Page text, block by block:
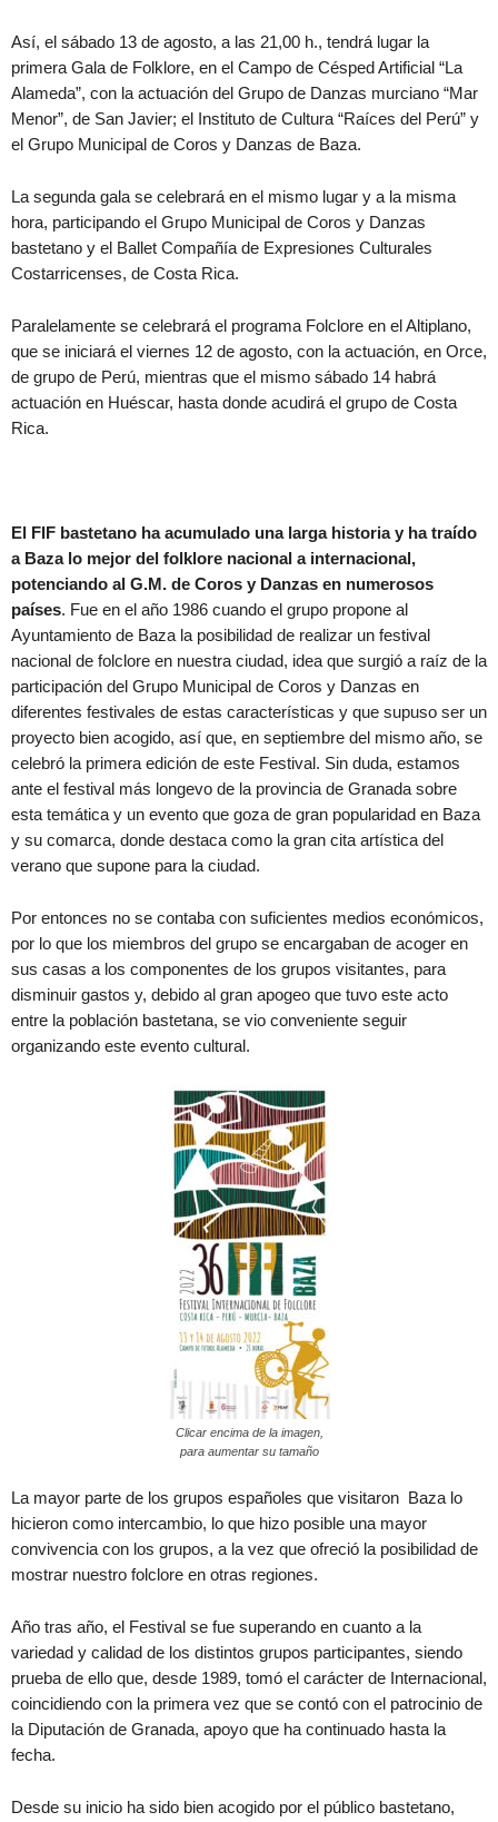
Así, el sábado 13 de agosto, a las 21,00 h., tendrá lugar la
primera Gala de Folklore, en el Campo de Césped Artificial “La
Alameda”, con la actuación del Grupo de Danzas murciano “Mar
Menor”, de San Javier; el Instituto de Cultura “Raíces del Perú” y
el Grupo Municipal de Coros y Danzas de Baza.
La segunda gala se celebrará en el mismo lugar y a la misma
hora, participando el Grupo Municipal de Coros y Danzas
bastetano y el Ballet Compañía de Expresiones Culturales
Costarricenses, de Costa Rica.
Paralelamente se celebrará el programa Folclore en el Altiplano,
que se iniciará el viernes 12 de agosto, con la actuación, en Orce,
de grupo de Perú, mientras que el mismo sábado 14 habrá
actuación en Huéscar, hasta donde acudirá el grupo de Costa
Rica.
El FIF bastetano ha acumulado una larga historia y ha traído
a Baza lo mejor del folklore nacional a internacional,
potenciando al G.M. de Coros y Danzas en numerosos
países. Fue en el año 1986 cuando el grupo propone al
Ayuntamiento de Baza la posibilidad de realizar un festival
nacional de folclore en nuestra ciudad, idea que surgió a raíz de la
participación del Grupo Municipal de Coros y Danzas en
diferentes festivales de estas características y que supuso ser un
proyecto bien acogido, así que, en septiembre del mismo año, se
celebró la primera edición de este Festival. Sin duda, estamos
ante el festival más longevo de la provincia de Granada sobre
esta temática y un evento que goza de gran popularidad en Baza
y su comarca, donde destaca como la gran cita artística del
verano que supone para la ciudad.
Por entonces no se contaba con suficientes medios económicos,
por lo que los miembros del grupo se encargaban de acoger en
sus casas a los componentes de los grupos visitantes, para
disminuir gastos y, debido al gran apogeo que tuvo este acto
entre la población bastetana, se vio conveniente seguir
organizando este evento cultural.
Clicar encima de la imagen,
para aumentar su tamaño
La mayor parte de los grupos españoles que visitaron Baza lo
hicieron como intercambio, lo que hizo posible una mayor
convivencia con los grupos, a la vez que ofreció la posibilidad de
mostrar nuestro folclore en otras regiones.
Año tras año, el Festival se fue superando en cuanto a la
variedad y calidad de los distintos grupos participantes, siendo
prueba de ello que, desde 1989, tomó el carácter de Internacional,
coincidiendo con la primera vez que se contó con el patrocinio de
la Diputación de Granada, apoyo que ha continuado hasta la
fecha.
Desde su inicio ha sido bien acogido por el público bastetano,